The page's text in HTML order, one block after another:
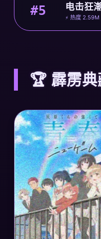
#5 电击狂
⚡ 热度 2.59M
🏆 霹雳典